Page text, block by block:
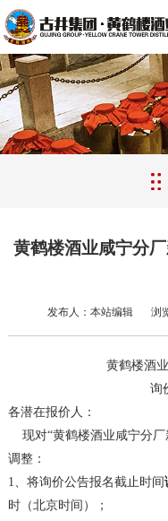
黄鹤楼酒业咸宁分
发布人：本站编辑 浏
黄鹤楼酒
询
各潜在报价人：
现对“黄鹤楼酒业咸宁分厂
调整：
1、将询价公告报名截止时间
时（北京时间）；